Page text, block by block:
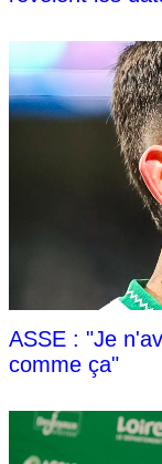
ASSE : "Je
comme ça"